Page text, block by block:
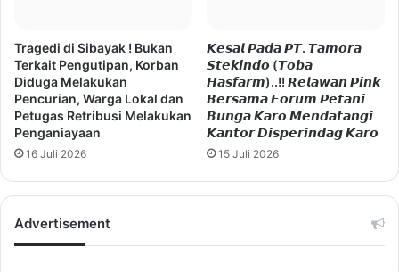
Tragedi di Sibayak ! Bukan
Terkait Pengutipan, Korban
Diduga Melakukan
Pencurian, Warga Lokal dan
Petugas Retribusi Melakukan
Penganiayaan
16 Juli 2026
𝙆𝙚𝙨𝙖𝙡 𝙋𝙖𝙙𝙖 𝙋𝙏. 𝙏𝙖𝙢𝙤𝙧𝙖
𝙎𝙩𝙚𝙠𝙞𝙣𝙙𝙤 (𝙏𝙤𝙗𝙖
𝙃𝙖𝙨𝙛𝙖𝙧𝙢)..!! 𝙍𝙚𝙡𝙖𝙬𝙖𝙣 𝙋𝙞𝙣𝙠
𝘽𝙚𝙧𝙨𝙖𝙢𝙖 𝙁𝙤𝙧𝙪𝙢 𝙋𝙚𝙩𝙖𝙣𝙞
𝘽𝙪𝙣𝙜𝙖 𝙆𝙖𝙧𝙤 𝙈𝙚𝙣𝙙𝙖𝙩𝙖𝙣𝙜𝙞
𝙆𝙖𝙣𝙩𝙤𝙧 𝘿𝙞𝙨𝙥𝙚𝙧𝙞𝙣𝙙𝙖𝙜 𝙆𝙖𝙧𝙤
15 Juli 2026
Advertisement